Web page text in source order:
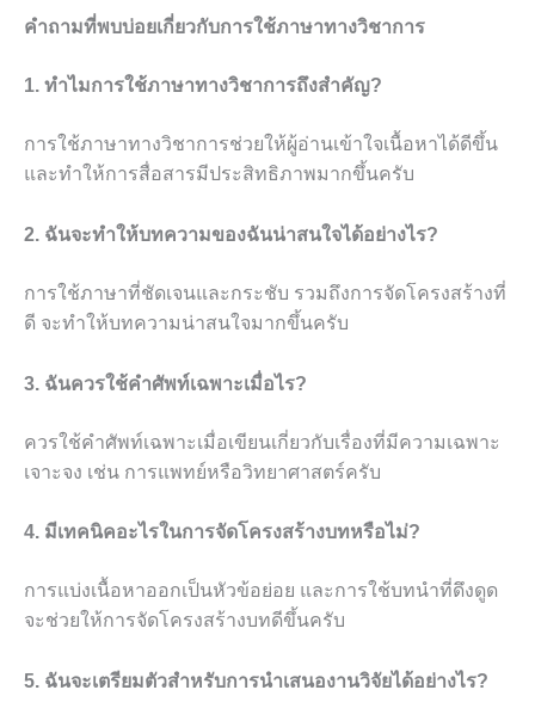
คำถามที่พบบ่อยเกี่ยวกับการใช้ภาษาทางวิชาการ
1. ทำไมการใช้ภาษาทางวิชาการถึงสำคัญ?
การใช้ภาษาทางวิชาการช่วยให้ผู้อ่านเข้าใจเนื้อหาได้ดีขึ้น
และทำให้การสื่อสารมีประสิทธิภาพมากขึ้นครับ
2. ฉันจะทำให้บทความของฉันน่าสนใจได้อย่างไร?
การใช้ภาษาที่ชัดเจนและกระชับ รวมถึงการจัดโครงสร้างที่
ดี จะทำให้บทความน่าสนใจมากขึ้นครับ
3. ฉันควรใช้คำศัพท์เฉพาะเมื่อไร?
ควรใช้คำศัพท์เฉพาะเมื่อเขียนเกี่ยวกับเรื่องที่มีความเฉพาะ
เจาะจง เช่น การแพทย์หรือวิทยาศาสตร์ครับ
4. มีเทคนิคอะไรในการจัดโครงสร้างบทหรือไม่?
การแบ่งเนื้อหาออกเป็นหัวข้อย่อย และการใช้บทนำที่ดึงดูด
จะช่วยให้การจัดโครงสร้างบทดีขึ้นครับ
5. ฉันจะเตรียมตัวสำหรับการนำเสนองานวิจัยได้อย่างไร?